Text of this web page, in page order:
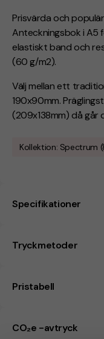
Prisvärda och
Anteckningsbok i A5
elastiskt band och
(60 g/m2).
Välj mellan ett
190x90mm.
(209x138mm) då
Kollektion: Spectrum
Specifikationer
Tryckmetoder
Pristabell
CO₂e -avtryck